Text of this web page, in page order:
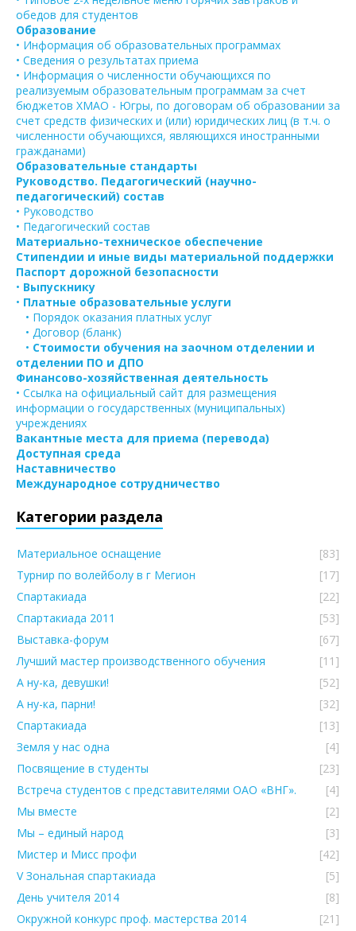
обедов для студентов
Образование
• Информация об образовательных программах
• Сведения о результатах приема
• Информация о численности обучающихся по
реализуемым образовательным программам за счет
бюджетов ХМАО - Югры, по договорам об образовании за
счет средств физических и (или) юридических лиц (в т.ч. о
численности обучающихся, являющихся иностранными
гражданами)
Образовательные стандарты
Руководство. Педагогический (научно-
педагогический) состав
• Руководство
• Педагогический состав
Материально-техническое обеспечение
Стипендии и иные виды материальной поддержки
Паспорт дорожной безопасности
• Выпускнику
• Платные образовательные услуги
• Порядок оказания платных услуг
• Договор (бланк)
• Стоимости обучения на заочном отделении и
отделении ПО и ДПО
Финансово-хозяйственная деятельность
• Ссылка на официальный сайт для размещения
информации о государственных (муниципальных)
учреждениях
Вакантные места для приема (перевода)
Доступная среда
Наставничество
Международное сотрудничество
Категории раздела
Материальное оснащение
[83]
Турнир по волейболу в г Мегион
[17]
Спартакиада
[22]
Спартакиада 2011
[53]
Выставка-форум
[67]
Лучший мастер производственного обучения
[11]
А ну-ка, девушки!
[52]
А ну-ка, парни!
[32]
Спартакиада
[13]
Земля у нас одна
[4]
Посвящение в студенты
[23]
Встреча студентов с представителями ОАО «ВНГ».
[4]
Мы вместе
[2]
Мы – единый народ
[3]
Мистер и Мисс профи
[42]
V Зональная спартакиада
[5]
День учителя 2014
[8]
Окружной конкурс проф. мастерства 2014
[21]